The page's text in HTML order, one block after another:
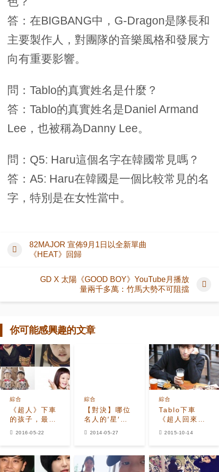
答：在BIGBANG中，G-Dragon是隊長和
主要製作人，對團隊的音樂風格和發展方
向有重要影響。
問：Tablo的真實姓名是什麼？
答：Tablo的真實姓名是Daniel Armand
Lee，也被稱為Danny Lee。
問：Q5: Haru這個名字在韓國常見嗎？
答：A5: Haru在韓國是一個比較常見的名
字，特別是在女性當中。
82MAJOR 宣佈9月1日以全新單曲
《HEAT》回歸
GD X 太陽《GOOD BOY》YouTube月播放
量兩千多萬：竹馬大勢不可阻擋
你可能感興趣的文章
《超人》下車
的孩子，最近
過得如何呢？
綜合
2016-05-22
【對決】哪位
名人的′星′寶
貝最可愛?
綜合
2014-05-27
Tablo下車
《超人回來
了》真正理由
綜合
2015-10-14